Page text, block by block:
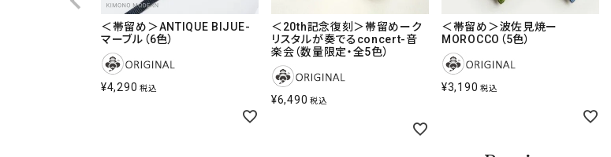
＜帯留め＞ANTIQUE BIJUE-
マーブル（6色）
¥4,290 税込
＜20th記念復刻＞帯留めーク
リスタルが奏でるconcert-音
楽会（数量限定・全5色）
¥6,490 税込
＜帯留め＞波佐見焼ー
MOROCCO（5色）
¥3,190 税込